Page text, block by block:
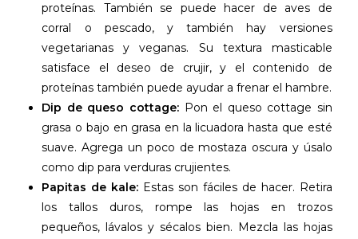
proteínas. También se puede hacer de aves de
corral o pescado, y también hay versiones
vegetarianas y veganas. Su textura masticable
satisface el deseo de crujir, y el contenido de
proteínas también puede ayudar a frenar el hambre.
Dip de queso cottage: Pon el queso cottage sin
grasa o bajo en grasa en la licuadora hasta que esté
suave. Agrega un poco de mostaza oscura y úsalo
como dip para verduras crujientes.
Papitas de kale: Estas son fáciles de hacer. Retira
los tallos duros, rompe las hojas en trozos
pequeños, lávalos y sécalos bien. Mezcla las hojas